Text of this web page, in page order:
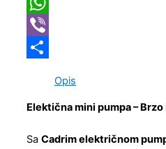
Link
Messenger
WhatsApp
Viber
Opis
Elektična mini pumpa –
Sa Cadrim električnom